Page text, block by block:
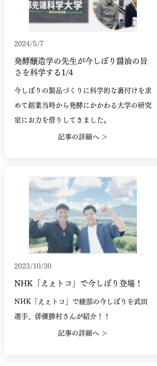
2024/5/7
発酵醸造学の先生が今しぼり醤油の旨
さを科学する1/4
今しぼりの製品づくりに科学的な裏付けを求
めて創業当時から発酵にかかわる大学の研究
室にお力を借りしてきました。
記事の詳細へ ＞
2023/10/30
NHK「えぇトコ」で今しぼり登場！
NHK「えぇトコ」で綾部の今しぼりを武田
選手、俳優勝村さんが紹介！！
記事の詳細へ ＞